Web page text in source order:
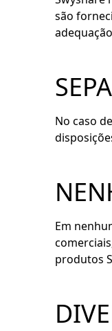
são
No caso
Em
produtos